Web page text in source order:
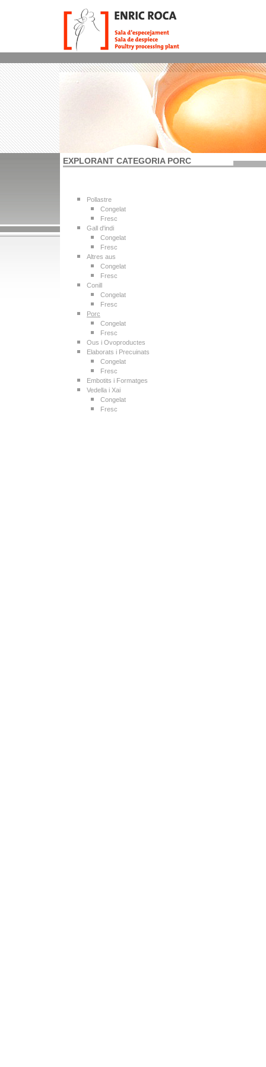
EXPLORANT CATEGORIA PORC
Pollastre
Congelat
Fresc
Gall d'indi
Congelat
Fresc
Altres aus
Congelat
Fresc
Conill
Congelat
Fresc
Porc
Congelat
Fresc
Ous i Ovoproductes
Elaborats i Precuinats
Congelat
Fresc
Embotits i Formatges
Vedella i Xai
Congelat
Fresc